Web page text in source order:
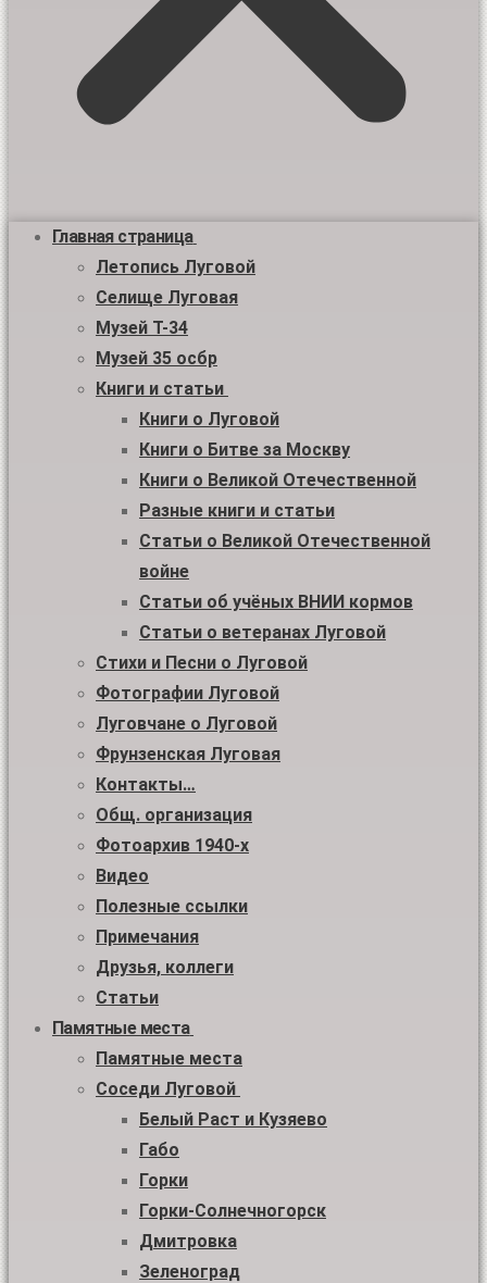
Главная страница
Летопись Луговой
Селище Луговая
Музей Т-34
Музей 35 осбр
Книги и статьи
Книги о Луговой
Книги о Битве за Москву
Книги о Великой Отечественной
Разные книги и статьи
Статьи о Великой Отечественной
войне
Статьи об учёных ВНИИ кормов
Статьи о ветеранах Луговой
Стихи и Песни о Луговой
Фотографии Луговой
Луговчане о Луговой
Фрунзенская Луговая
Контакты…
Общ. организация
Фотоархив 1940-х
Видео
Полезные ссылки
Примечания
Друзья, коллеги
Статьи
Памятные места
Памятные места
Соседи Луговой
Белый Раст и Кузяево
Габо
Горки
Горки-Солнечногорск
Дмитровка
Зеленоград